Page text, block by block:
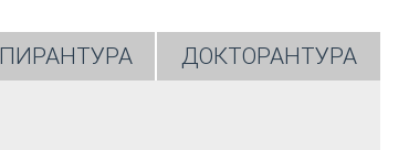
ДОКТОРАНТУРА